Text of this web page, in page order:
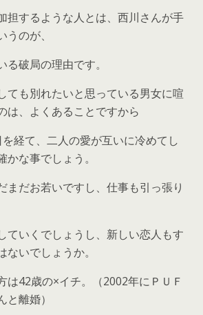
担するような人とは、西川さんが手
のが、
る破局の理由です。
ても別れたいと思っている男女に喧
は、よくあることですから
経て、二人の愛が互いに冷めてし
かな事でしょう。
まだお若いですし、仕事も引っ張り
ていくでしょうし、新しい恋人もす
ないでしょうか。
は42歳の×イチ。（2002年にＰＵＦ
と離婚）